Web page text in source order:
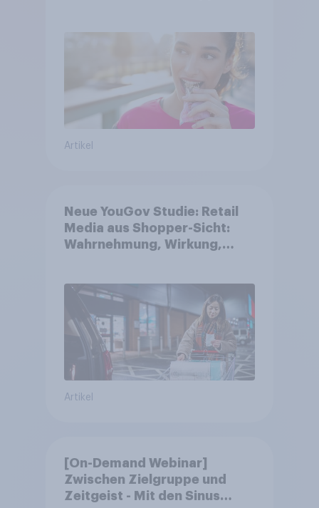
Artikel
Neue YouGov Studie: Retail
Media aus Shopper-Sicht:
Wahrnehmung, Wirkung,
Artikel
[On-Demand Webinar]
Zwischen Zielgruppe und
Zeitgeist - Mit den Sinus